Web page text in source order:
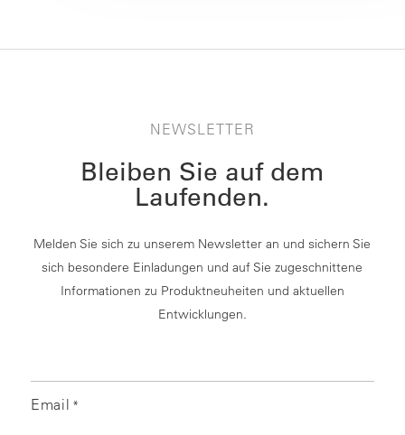
NEWSLETTER
Bleiben Sie auf dem
Laufenden.
Melden Sie sich zu unserem Newsletter an und sichern Sie
sich besondere Einladungen und auf Sie zugeschnittene
Informationen zu Produktneuheiten und aktuellen
Entwicklungen.
Email *